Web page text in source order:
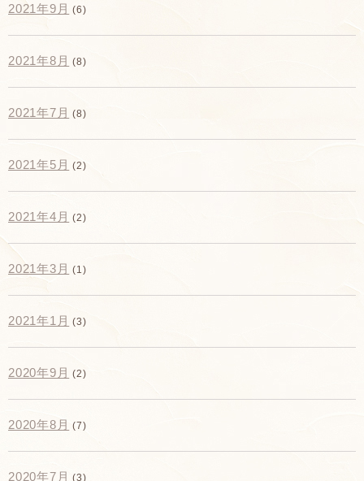
2021年9月 (6)
2021年8月 (8)
2021年7月 (8)
2021年5月 (2)
2021年4月 (2)
2021年3月 (1)
2021年1月 (3)
2020年9月 (2)
2020年8月 (7)
2020年7月 (3)